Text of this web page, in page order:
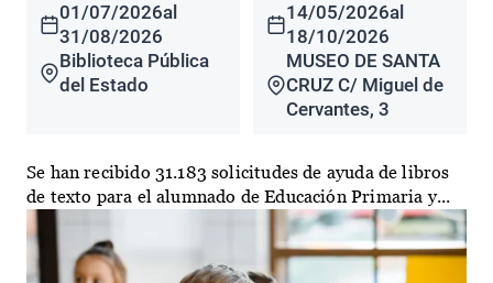
01/07/2026al
31/08/2026
Biblioteca Pública
del Estado
14/05/2026al
18/10/2026
MUSEO DE SANTA
CRUZ C/ Miguel de
Cervantes, 3
Se han recibido 31.183 solicitudes de ayuda de libros
de texto para el alumnado de Educación Primaria y...